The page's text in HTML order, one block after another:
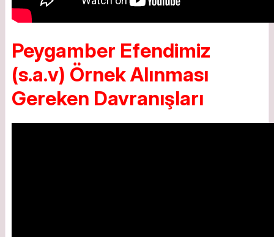
Peygamber Efendimiz
(s.a.v) Örnek Alınması
Gereken Davranışları